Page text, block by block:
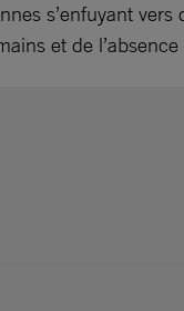
s’enfuyant
et de